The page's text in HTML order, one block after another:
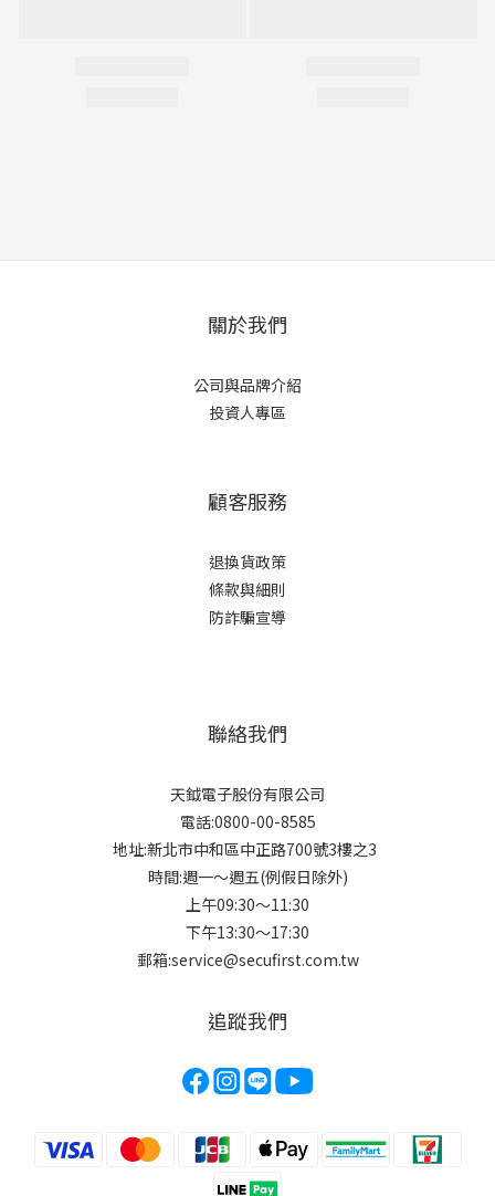
關於我們
公司與品牌介紹
投資人專區
顧客服務
退換貨政策
條款與細則
防詐騙宣導
聯絡我們
天鉞電子股份有限公司
電話:0800-00-8585
地址:新北市中和區中正路700號3樓之3
時間:週一～週五(例假日除外)
上午09:30～11:30
下午13:30～17:30
郵箱:service@secufirst.com.tw
追蹤我們